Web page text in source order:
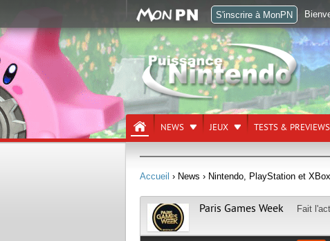
NEWS JEUX TESTS & PREVIEWS
Accueil › News › Nintendo, PlayStation et
Paris Games Week Fait
S'inscrire à MonPN